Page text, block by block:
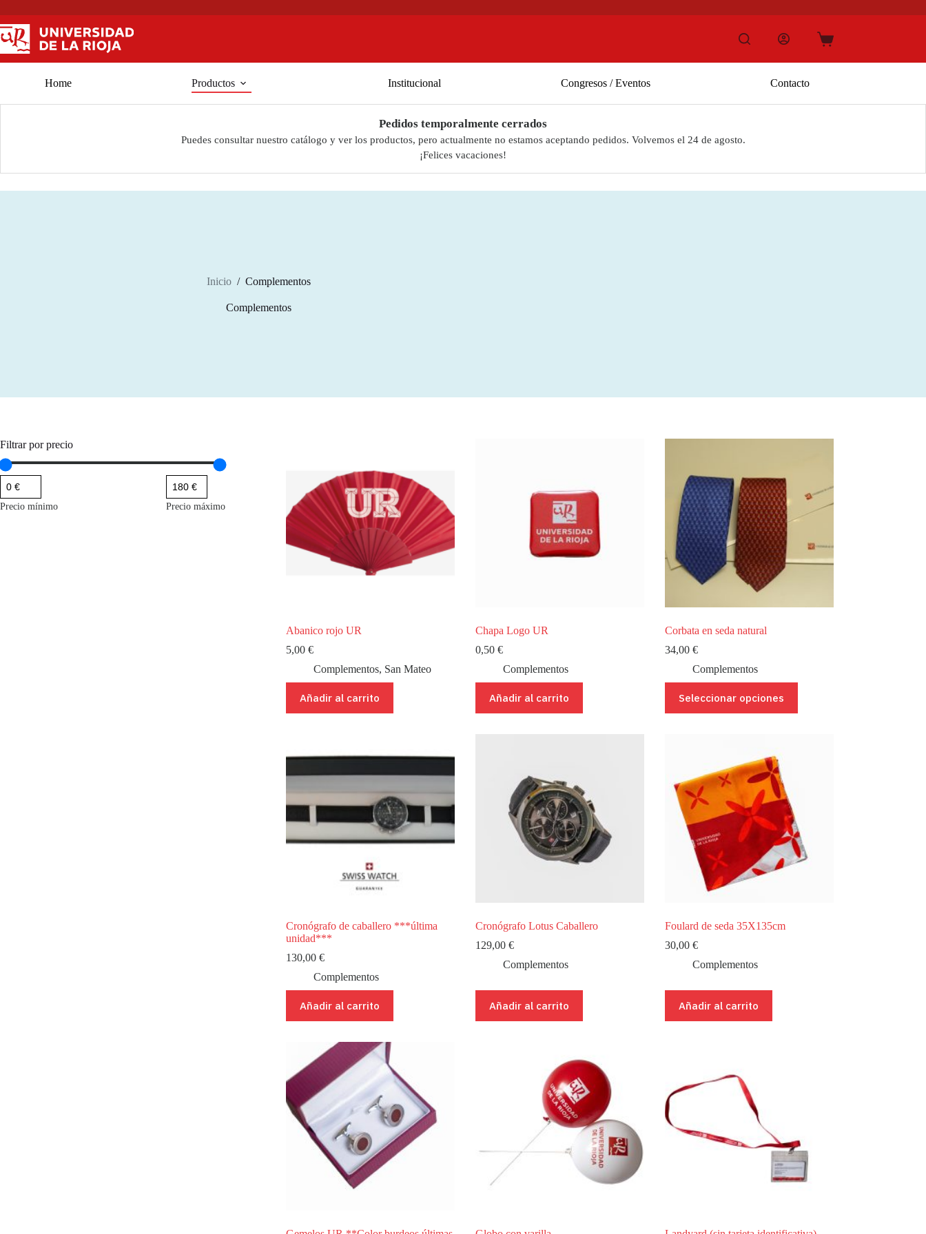
al
contenido
Carro
Home
Productos Institucional Congresos / Eventos Contacto
Pedidos temporalmente cerrados
Puedes consultar nuestro catálogo y ver los productos, pero actualmente no estamos aceptando pedidos. Volvemos el 24 de agosto.
¡Felices vacaciones!
Inicio / Complementos
Complementos
Abanico rojo UR
5,00 €
Complementos, San Mateo
Añadir al carrito
Chapa Logo UR
0,50 €
Complementos
Añadir al carrito
Corbata en seda natural
34,00 €
Complementos
Seleccionar opciones
producto
tiene
pueden
elegir
página
producto
Cronógrafo de caballero ***última
unidad***
130,00 €
Complementos
Añadir al carrito
Cronógrafo Lotus Caballero
129,00 €
Complementos
Añadir al carrito
Foulard de seda 35X135cm
30,00 €
Complementos
Añadir al carrito
Filtrar por precio
Precio mínimo Precio máximo